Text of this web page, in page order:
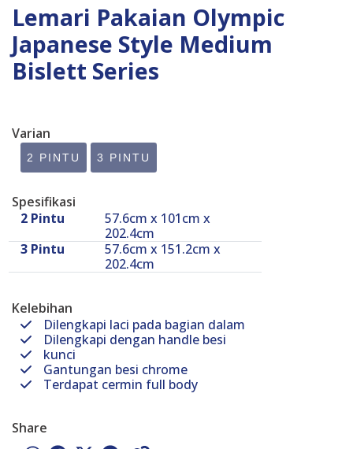
Lemari Pakaian Olympic
Japanese Style Medium
Bislett Series
Varian
2 PINTU 3 PINTU
Spesifikasi
2 Pintu
57.6cm x 101cm x
202.4cm
3 Pintu
57.6cm x 151.2cm x
202.4cm
Kelebihan
Dilengkapi laci pada bagian dalam
Dilengkapi dengan handle besi
kunci
Gantungan besi chrome
Terdapat cermin full body
Share